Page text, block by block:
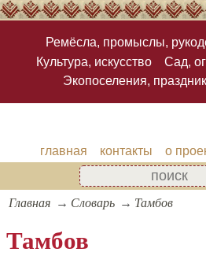
Ремёсла, промыслы,
Культура, искусство
Сад,
Экопоселения,
главная контакты о
Главная Словарь Тамбов
Тамбов